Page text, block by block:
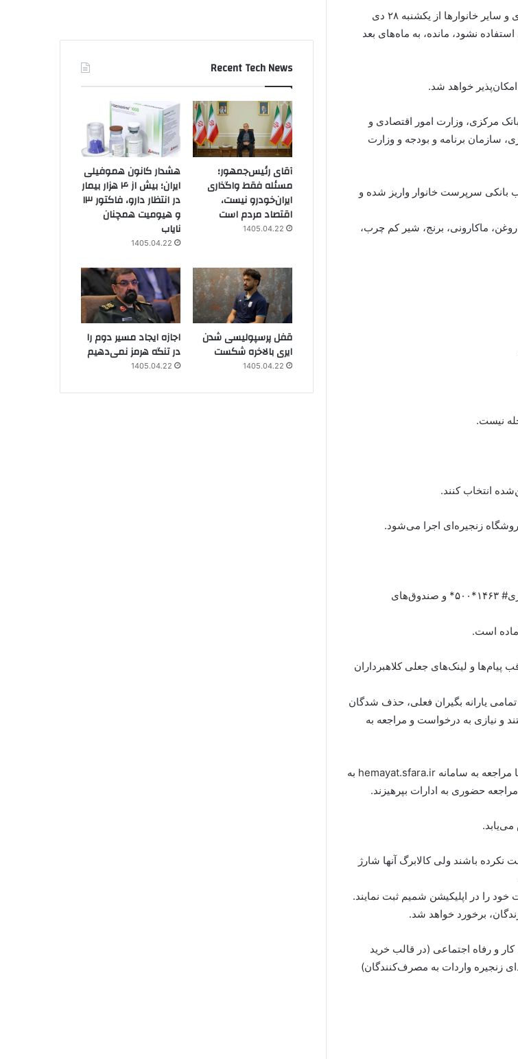
دهک‌های ۱ تا ۳ (معمولی) از جمعه ۱۹ دی ماه، دهک‌های ۴ تا ۷ از دوشنبه ۲۲ دی و سایر خانوارها از یکشنبه ۲۸ دی
نشود، مانده، به ماه‌های بعد
خواهد شد.
مرکزی، وزارت امور اقتصادی و
سازمان برنامه و بودجه و وزارت
(هر نفر ۴ میلیون تومان) به حساب بانکی سرپرست خانوار واریز شده و
ماکارونی، برنج، شیر کم چرب،
نیست.
انتخاب کنند.
استعلام مانده اعتبار از طریق اپلیکیشن «شمیم»، پیام‌رسان «بله» و کد دستوری# ۱۴۶۳*۵۰۰* و صندوق‌های
و لینک‌های جعلی کلاهبرداران
یارانه بگیران فعلی، حذف شدگان
و نیازی به درخواست و مراجعه به
سایر هموطنان عزیزی که جز این گروه‌ها نیستند از روز شنبه ۲۰ دی‌ماه فقط با مراجعه به سامانه hemayat.sfara.ir به
باشند ولی کالابرگ آنها شارژ
را در اپلیکیشن شمیم ثبت نمایند.
برخورد خواهد شد.
و رفاه اجتماعی (در قالب خرید
زنجیره واردات به مصرف‌کنندگان)
Recent Tech News
آقای رئیس‌جمهور؛
مسئله فقط واگذاری
ایران‌خودرو نیست،
اقتصاد مردم است
1405.04.22
هشدار کانون هموفیلی
ایران؛ بیش از ۴ هزار بیمار
در انتظار دارو، فاکتور ۱۳
و هیومیت همچنان
نایاب
1405.04.22
قفل پرسپولیسی شدن
ایری بالاخره شکست
1405.04.22
اجازه ایجاد مسیر دوم را
در تنگه هرمز نمی‌دهیم
1405.04.22